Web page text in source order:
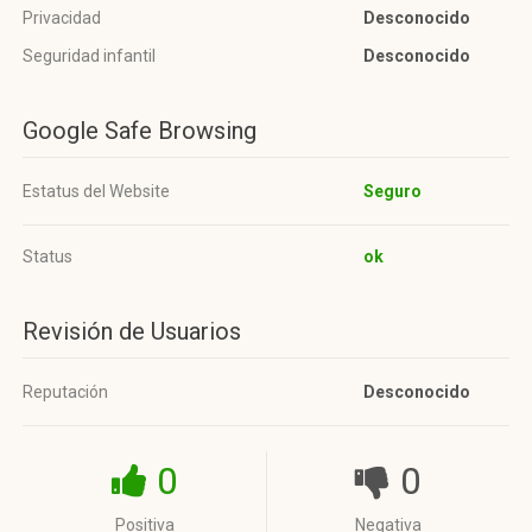
Privacidad
Desconocido
Seguridad infantil
Desconocido
Google Safe Browsing
Estatus del Website Seguro
Status ok
Revisión de Usuarios
Reputación Desconocido
0
Positiva
0
Negativa